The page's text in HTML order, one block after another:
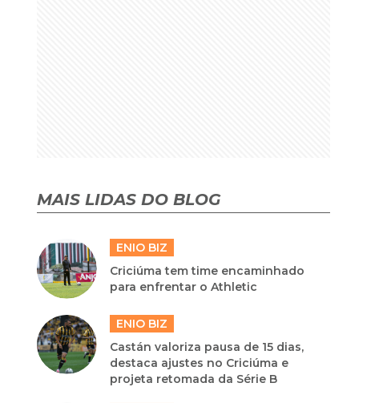
MAIS LIDAS DO BLOG
ENIO BIZ
Criciúma tem time encaminhado
para enfrentar o Athletic
ENIO BIZ
Castán valoriza pausa de 15 dias,
destaca ajustes no Criciúma e
projeta retomada da Série B